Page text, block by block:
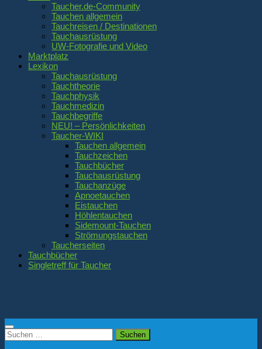
Taucher.de-Community
Tauchen allgemein
Tauchreisen / Destinationen
Tauchausrüstung
UW-Fotografie und Video
Marktplatz
Lexikon
Tauchausrüstung
Tauchtheorie
Tauchphysik
Tauchmedizin
Tauchbegriffe
NEU! – Persönlichkeiten
Taucher-WIKI
Tauchen allgemein
Tauchzeichen
Tauchbücher
Tauchausrüstung
Tauchanzüge
Apnoetauchen
Eistauchen
Höhlentauchen
Sidemount-Tauchen
Strömungstauchen
Taucherseiten
Tauchbücher
Singletreff für Taucher
Suchen
nach: